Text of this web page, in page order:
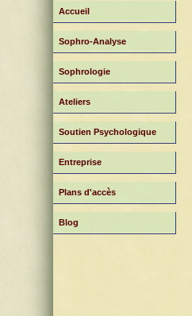
Accueil
Sophro-Analyse
Sophrologie
Ateliers
Soutien Psychologique
Entreprise
Plans d'accès
Blog